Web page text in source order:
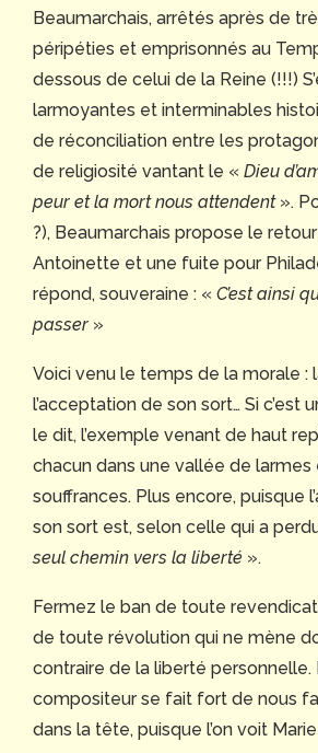
Beaumarchais, arrêtés après de
péripéties et emprisonnés au
dessous de celui de la Reine (!!!)
larmoyantes et interminables
de réconciliation entre les
de religiosité vantant le « Dieu
peur et la mort nous attendent ».
?), Beaumarchais propose le
Antoinette et une fuite pour
répond, souveraine : « C’est ainsi
passer »
Voici venu le temps de la morale :
l’acceptation de son sort… Si c’est
le dit, l’exemple venant de haut
chacun dans une vallée de larmes
souffrances. Plus encore, puisque
son sort est, selon celle qui a
seul chemin vers la liberté ».
Fermez le ban de toute
de toute révolution qui ne mène
contraire de la liberté personnelle.
compositeur se fait fort de nous
dans la tête, puisque l’on voit